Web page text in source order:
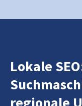
Lokale